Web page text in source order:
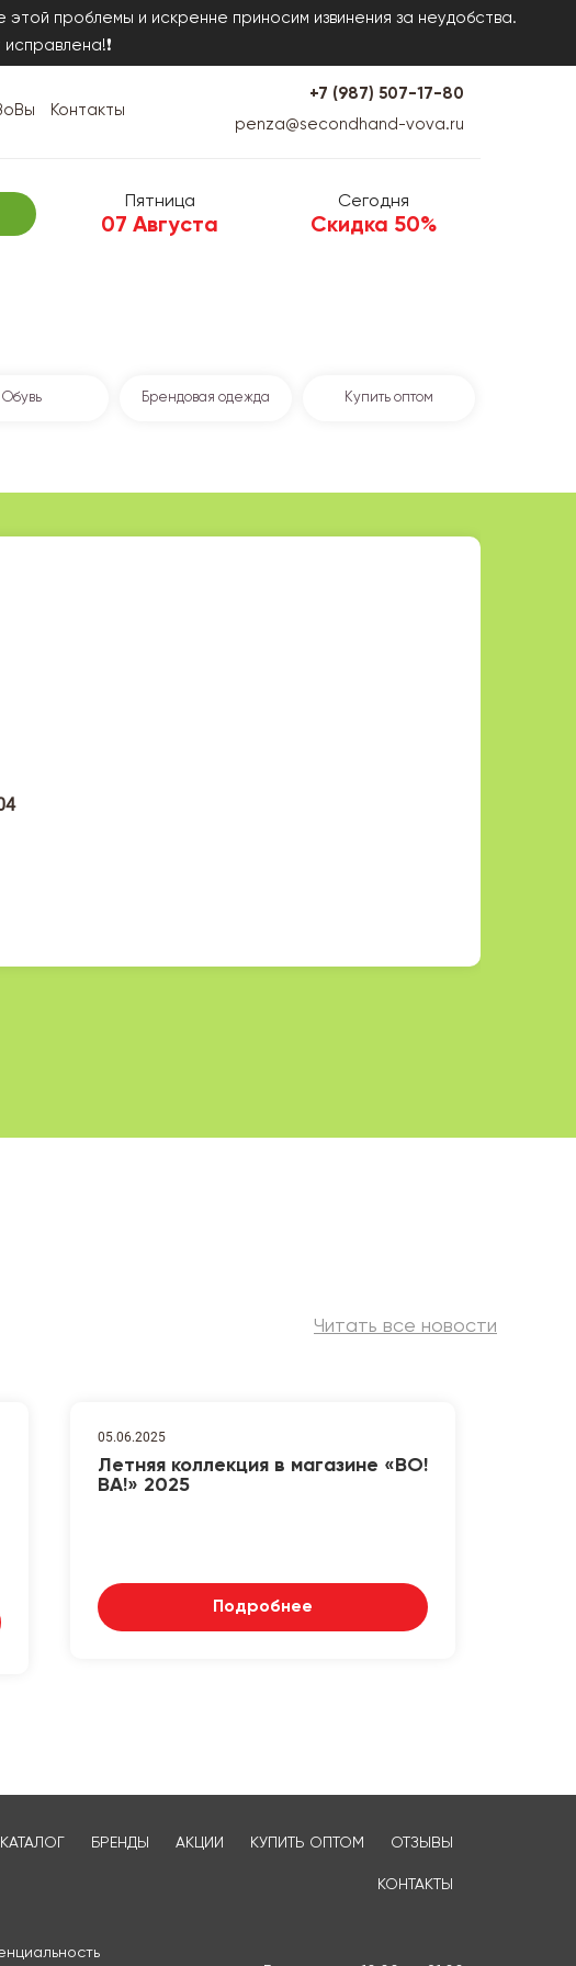
проблемы и искренне приносим извинения за неудобства.
Контакты
+7 (987) 507-17-80
penza@secondhand-vova.ru
Пятница
07 Августа
Сегодня
Скидка 50%
Обувь Брендовая одежда Купить оптом
Читать все новости
05.06.2025
Летняя коллекция в магазине «ВО!
ВА!» 2025
Подробнее
КАТАЛОГ БРЕНДЫ АКЦИИ КУПИТЬ ОПТОМ ОТЗЫВЫ
КОНТАКТЫ